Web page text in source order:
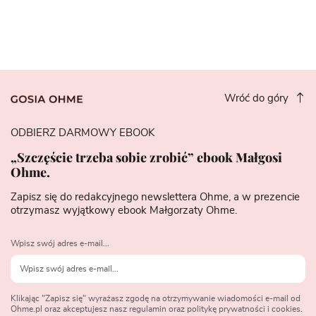
Wróć do góry
ODBIERZ DARMOWY EBOOK
„Szczęście trzeba sobie zrobić” ebook Małgosi
Ohme.
Zapisz się do redakcyjnego newslettera Ohme, a w prezencie
otrzymasz wyjątkowy ebook Małgorzaty Ohme.
Wpisz swój adres e-mail...
Klikając "Zapisz się" wyrażasz zgodę na otrzymywanie wiadomości e-mail od
Ohme.pl oraz akceptujesz nasz regulamin oraz politykę prywatności i cookies.